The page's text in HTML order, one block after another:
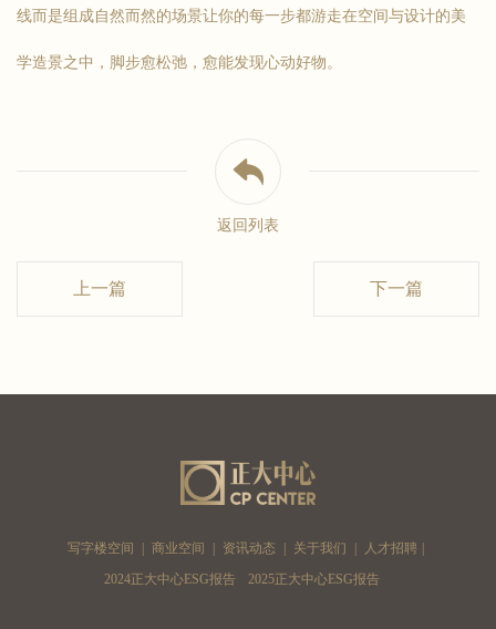
线而是组成自然而然的场景让你的每一步都游走在空间与设计的美
学造景之中，脚步愈松弛，愈能发现心动好物。
返回列表
上一篇 下一篇
写字楼空间 商业空间 资讯动态 关于我们 人才招聘
2024正大中心ESG报告
2025正大中心ESG报告